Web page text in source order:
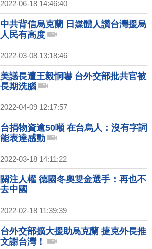
2022-06-18 14:46:40
中共背信烏克蘭 日媒體人讚台灣援烏
人民有高度
2022-03-08 13:18:46
美議長遭王毅恫嚇 台外交部批共官被
長期洗腦
2022-04-09 12:17:57
台捐物資逾50噸 在台烏人：沒有字詞
能表達感動
2022-03-18 14:11:22
關注人權 德國冬奧雙金選手：再也不
去中國
2022-02-18 11:39:39
台外交部擴大援助烏克蘭 捷克外長推
文謝台灣！